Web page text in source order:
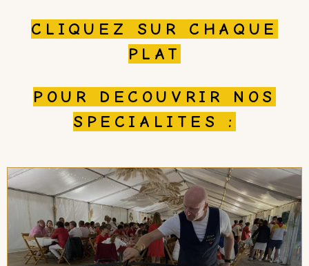
CLIQUEZ SUR CHAQUE
PLAT
POUR DECOUVRIR NOS
SPECIALITES :